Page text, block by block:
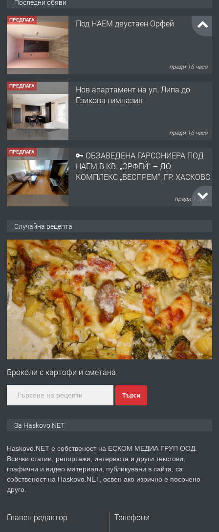
Последни обяви
ПРЕДЛАГА Под НАЕМ двустаен Орфей
преди 16 часа
ПРЕДЛАГА
Нов апартамент на ул. Липа до
Езикова гимназия
преди 16 часа
ПРЕДЛАГА
🔑 ОБЗАВЕДЕНА ГАРСОНИЕРА ПОД
НАЕМ В КВ. „ОРФЕЙ“ – ДО
КОМПЛЕКС „ВЕСПРЕМ“, ГР. ХАСКОВО
преди 1 ден
АПАРТАМЕНТ В ЦЕНТЪРА НА ГР.
ХАСКОВО
преди 2 дни
ПРЕДЛАГА Давам гараж под наем
преди 2 дни
ПРЕДЛАГА
№4120 Магазин/Офис под наем в кв.
градската градина!
преди 3 дни
ПРЕДЛАГА
Продавам парцел в гр. Хасково кв.
Случайна рецепта
Броколи с картофи и сметана
Търси
За Haskovo.NET
Haskovo.NET е собственост на ЕСКОМ МЕДИА ГРУП ООД.
Всички статии, репортажи, интервюта и други текстови,
графични и видео материали, публикувани в сайта, са
собственост на Haskovo.NET, освен ако изрично е посочено
друго.
Главен редактор Телефони